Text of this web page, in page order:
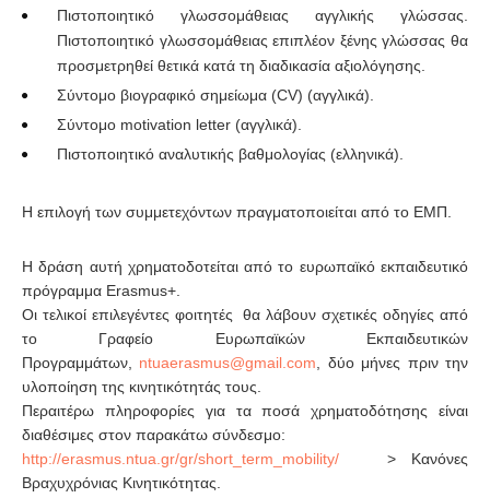
Πιστοποιητικό γλωσσομάθειας αγγλικής γλώσσας.
Πιστοποιητικό γλωσσομάθειας επιπλέον ξένης γλώσσας θα
προσμετρηθεί θετικά κατά τη διαδικασία αξιολόγησης.
Σύντομο βιογραφικό σημείωμα (CV) (αγγλικά).
Σύντομο motivation letter (αγγλικά).
Πιστοποιητικό αναλυτικής βαθμολογίας (ελληνικά).
Η επιλογή των συμμετεχόντων πραγματοποιείται από το ΕΜΠ.
Η δράση αυτή χρηματοδοτείται από το ευρωπαϊκό εκπαιδευτικό
πρόγραμμα Εrasmus+.
Οι τελικοί επιλεγέντες φοιτητές θα λάβουν σχετικές οδηγίες από
το Γραφείο Ευρωπαϊκών Εκπαιδευτικών
Προγραμμάτων,
, δύο μήνες πριν την
υλοποίηση της κινητικότητάς τους.
Περαιτέρω πληροφορίες για τα ποσά χρηματοδότησης είναι
διαθέσιμες στον παρακάτω σύνδεσμο:
http://erasmus.ntua.gr/gr/short_term_mobility/ > Κανόνες
Βραχυχρόνιας Κινητικότητας.